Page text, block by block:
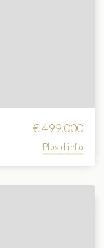
€ 499.000
Plus d'info